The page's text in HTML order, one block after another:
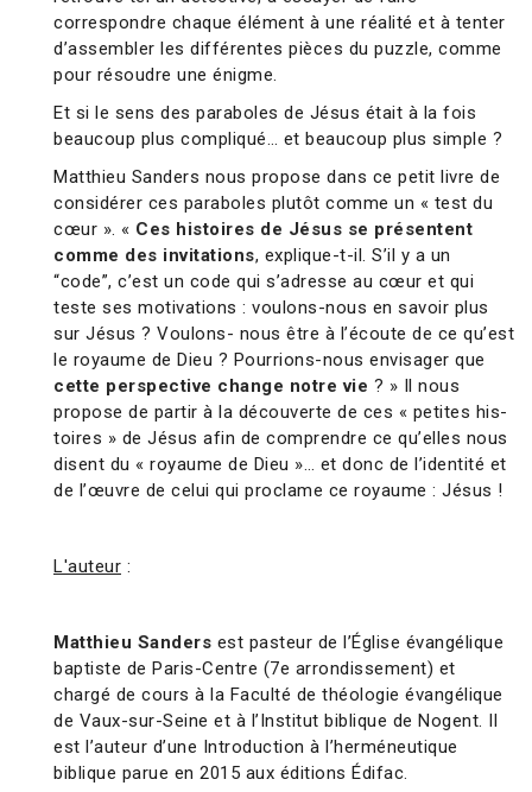
correspondre chaque élément à une réalité et à tenter
d’assembler les différentes pièces du puzzle, comme
pour résoudre une énigme.
Et si le sens des paraboles de Jésus était à la fois
beaucoup plus compliqué… et beaucoup plus simple ?
Matthieu Sanders nous propose dans ce petit livre de
considérer ces paraboles plutôt comme un « test du
cœur ». « Ces histoires de Jésus se présentent
comme des invitations, explique-t-il. S’il y a un
“code”, c’est un code qui s’adresse au cœur et qui
teste ses motivations : voulons-nous en savoir plus
sur Jésus ? Voulons- nous être à l’écoute de ce qu’est
le royaume de Dieu ? Pourrions-nous envisager que
cette perspective change notre vie ? » Il nous
propose de partir à la découverte de ces « petites his-
toires » de Jésus afin de comprendre ce qu’elles nous
disent du « royaume de Dieu »… et donc de l’identité et
de l’œuvre de celui qui proclame ce royaume : Jésus !
L'auteur :
Matthieu Sanders est pasteur de l’Église évangélique
baptiste de Paris-Centre (7e arrondissement) et
chargé de cours à la Faculté de théologie évangélique
de Vaux-sur-Seine et à l’Institut biblique de Nogent. Il
est l’auteur d’une Introduction à l’herméneutique
biblique parue en 2015 aux éditions Édifac.